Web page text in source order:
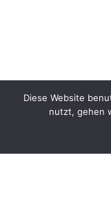
Diese Website
nutzt, gehen